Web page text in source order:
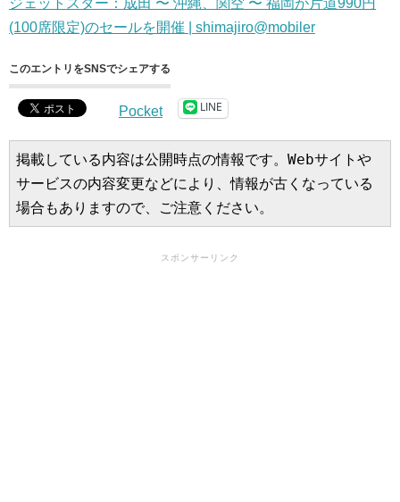
ジェットスター：成田 〜 沖縄、関空 〜 福岡が片道990円
(100席限定)のセールを開催 | shimajiro@mobiler
このエントリをSNSでシェアする
Pocket LINE
掲載している内容は公開時点の情報です。Webサイトや
サービスの内容変更などにより、情報が古くなっている
場合もありますので、ご注意ください。
スポンサーリンク